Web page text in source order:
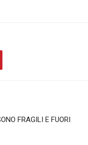
FRAGILI E FUORI